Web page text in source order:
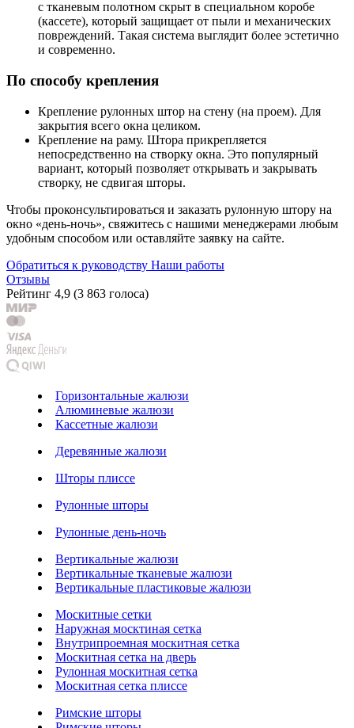
с тканевым полотном скрыт в специальном коробе
(кассете), который защищает от пыли и механических
повреждений. Такая система выглядит более эстетично
и современно.
По способу крепления
Крепление рулонных штор на стену (на проем). Для
закрытия всего окна целиком.
Крепление на раму. Штора прикрепляется
непосредственно на створку окна. Это популярный
вариант, который позволяет открывать и закрывать
створку, не сдвигая шторы.
Чтобы проконсультироваться и заказать рулонную штору на
окно «день-ночь», свяжитесь с нашими менеджерами любым
удобным способом или оставляйте заявку на сайте.
Обратиться к руководству Наши работы
Отзывы
Рейтинг 4,9 (3 863 голоса)
Горизонтальные жалюзи
Алюминевые жалюзи
Кассетные жалюзи
Деревянные жалюзи
Шторы плиссе
Рулонные шторы
Рулонные день-ночь
Вертикальные жалюзи
Вертикальные тканевые жалюзи
Вертикальные пластиковые жалюзи
Москитные сетки
Наружная москтиная сетка
Внутрипроемная москитная сетка
Москитная сетка на дверь
Рулонная москитная сетка
Москитная сетка плиссе
Римские шторы